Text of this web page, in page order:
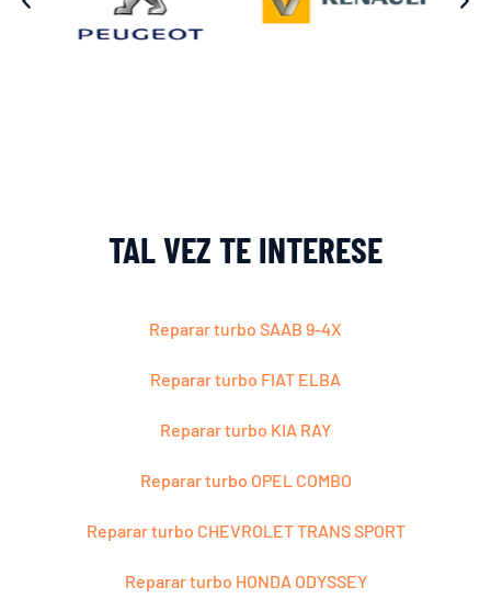
TAL VEZ TE INTERESE
Reparar turbo SAAB 9-4X
Reparar turbo FIAT ELBA
Reparar turbo KIA RAY
Reparar turbo OPEL COMBO
Reparar turbo CHEVROLET TRANS SPORT
Reparar turbo HONDA ODYSSEY